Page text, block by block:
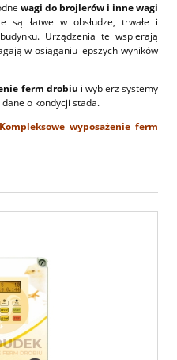
wagi do brojlerów i inne wagi
są łatwe w obsłudze, trwałe i
Urządzenia te wspierają
w osiąganiu lepszych wyników
ferm drobiu i wybierz systemy
o kondycji stada.
Kompleksowe wyposażenie ferm